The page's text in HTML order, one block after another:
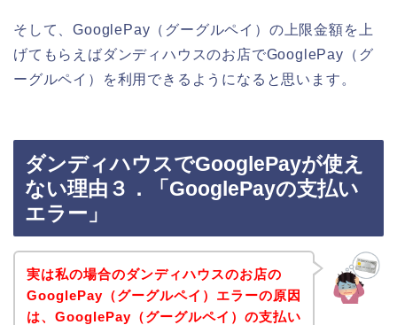
そして、GooglePay（グーグルペイ）の上限金額を上
げてもらえばダンディハウスのお店でGooglePay（グ
ーグルペイ）を利用できるようになると思います。
ダンディハウスでGooglePayが使え
ない理由３．「GooglePayの支払い
エラー」
実は私の場合のダンディハウスのお店の
GooglePay（グーグルペイ）エラーの原因
は、GooglePay（グーグルペイ）の支払い